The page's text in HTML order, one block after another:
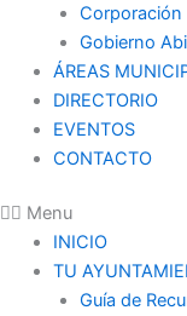
Corporación
Gobierno
ÁREAS
DIRECTORIO
EVENTOS
CONTACTO
Menu
INICIO
TU
Guía de